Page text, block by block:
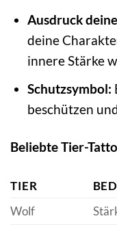
Ausdruck
deine
innere Stärke
Schutzsymbol:
beschützen
Beliebte Tier-
TIER
Wolf